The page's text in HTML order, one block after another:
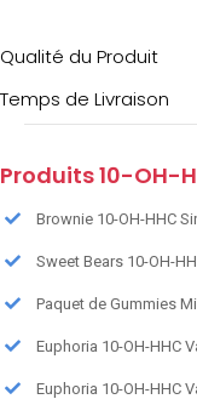
Qualité du Produit
Temps de Livraison
Produits 10-OH-
Brownie 10-OH-HHC
Sweet Bears 10-OH-
Paquet de Gummies
Euphoria 10-OH-HHC
Euphoria 10-OH-HHC